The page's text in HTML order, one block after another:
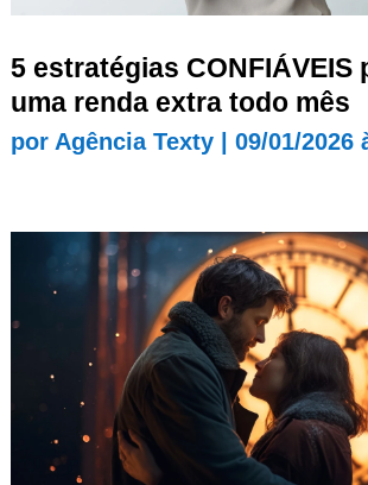
5 estratégias CONFIÁVEIS
uma renda extra todo mês
por Agência Texty| 09/01/2026